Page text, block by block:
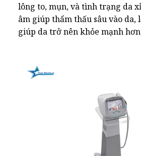
lông to, mụn, và tình trạng da
âm giúp thẩm thấu sâu vào da,
giúp da trở nên khỏe mạnh